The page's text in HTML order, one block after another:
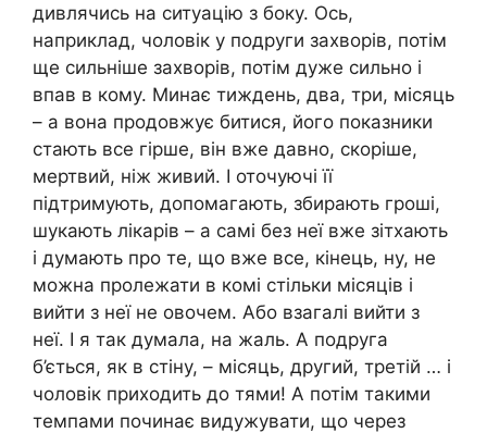
дивлячись на ситуацію з боку. Ось,
наприклад, чоловік у подруги захворів, потім
ще сильніше захворів, потім дуже сильно і
впав в кому. Минає тиждень, два, три, місяць
– а вона продовжує битися, його показники
стають все гірше, він вже давно, скоріше,
мертвий, ніж живий. І оточуючі її
підтримують, допомагають, збирають гроші,
шукають лікарів – а самі без неї вже зітхають
і думають про те, що вже все, кінець, ну, не
можна пролежати в комі стільки місяців і
вийти з неї не овочем. Або взагалі вийти з
неї. І я так думала, на жаль. А подруга
б’ється, як в стіну, – місяць, другий, третій … і
чоловік приходить до тями! А потім такими
темпами починає видужувати, що через